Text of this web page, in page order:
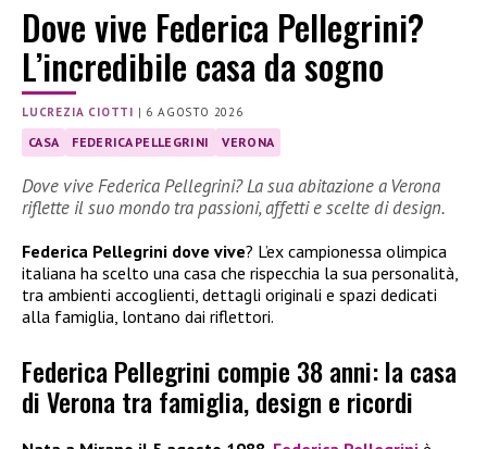
Dove vive Federica Pellegrini?
L’incredibile casa da sogno
LUCREZIA CIOTTI | 6 AGOSTO 2026
CASA FEDERICA PELLEGRINI VERONA
Dove vive Federica Pellegrini? La sua abitazione a Verona
riflette il suo mondo tra passioni, affetti e scelte di design.
Federica Pellegrini dove vive? L’ex campionessa olimpica
italiana ha scelto una casa che rispecchia la sua personalità,
tra ambienti accoglienti, dettagli originali e spazi dedicati
alla famiglia, lontano dai riflettori.
Federica Pellegrini compie 38 anni: la casa
di Verona tra famiglia, design e ricordi